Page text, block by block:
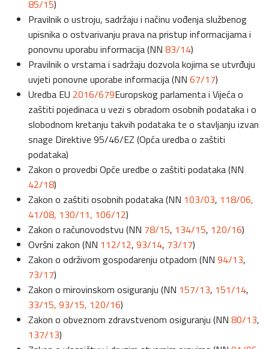
85/15)
Pravilnik o ustroju, sadržaju i načinu vođenja službenog
upisnika o ostvarivanju prava na pristup informacijama i
ponovnu uporabu informacija (NN 83/14)
Pravilnik o vrstama i sadržaju dozvola kojima se utvrđuju
uvjeti ponovne uporabe informacija (NN 67/17)
Uredba EU 2016/679Europskog parlamenta i Vijeća o
zaštiti pojedinaca u vezi s obradom osobnih podataka i o
slobodnom kretanju takvih podataka te o stavljanju izvan
snage Direktive 95/46/EZ (Opća uredba o zaštiti
podataka)
Zakon o provedbi Opće uredbe o zaštiti podataka (NN
42/18)
Zakon o zaštiti osobnih podataka (NN 103/03, 118/06,
41/08, 130/11, 106/12)
Zakon o računovodstvu (NN 78/15, 134/15, 120/16)
Ovršni zakon (NN 112/12, 93/14, 73/17)
Zakon o održivom gospodarenju otpadom (NN 94/13,
73/17)
Zakon o mirovinskom osiguranju (NN 157/13, 151/14,
33/15, 93/15, 120/16)
Zakon o obveznom zdravstvenom osiguranju (NN 80/13,
137/13)